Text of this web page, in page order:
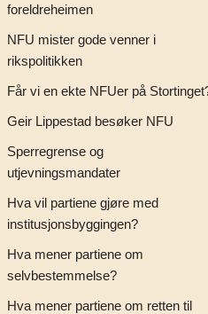
foreldreheimen
NFU mister gode venner i
rikspolitikken
Får vi en ekte NFUer på
Geir Lippestad besøker NFU
Sperregrense og
utjevningsmandater
Hva vil partiene gjøre med
institusjonsbyggingen?
Hva mener partiene om
selvbestemmelse?
Hva mener partiene om retten til